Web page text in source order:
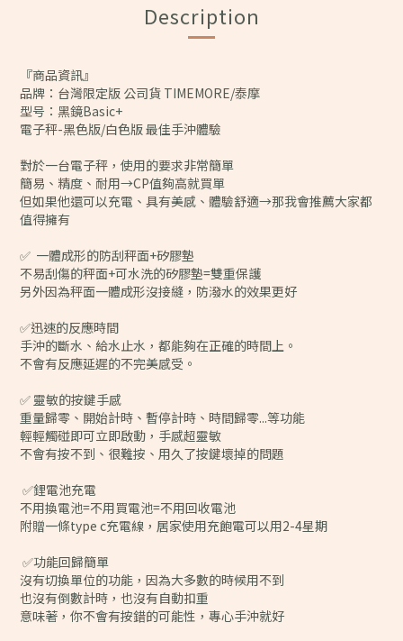
Description
『商品資訊』
品牌：台灣限定版 公司貨 TIMEMORE/泰摩
型号：黑鏡Basic+
電子秤-黑色版/白色版 最佳手沖體驗
對於一台電子秤，使用的要求非常簡單
簡易、精度、耐用→CP值夠高就買單
但如果他還可以充電、具有美感、體驗舒適→那我會推薦大家都
值得擁有
✅ 一體成形的防刮秤面+矽膠墊
不易刮傷的秤面+可水洗的矽膠墊=雙重保護
另外因為秤面一體成形沒接縫，防潑水的效果更好
✅迅速的反應時間
手沖的斷水、給水止水，都能夠在正確的時間上。
不會有反應延遲的不完美感受。
✅ 靈敏的按鍵手感
重量歸零、開始計時、暫停計時、時間歸零...等功能
輕輕觸碰即可立即啟動，手感超靈敏
不會有按不到、很難按、用久了按鍵壞掉的問題
✅鋰電池充電
不用換電池=不用買電池=不用回收電池
附贈一條type c充電線，居家使用充飽電可以用2-4星期
✅功能回歸簡單
沒有切換單位的功能，因為大多數的時候用不到
也沒有倒數計時，也沒有自動扣重
意味著，你不會有按錯的可能性，專心手沖就好